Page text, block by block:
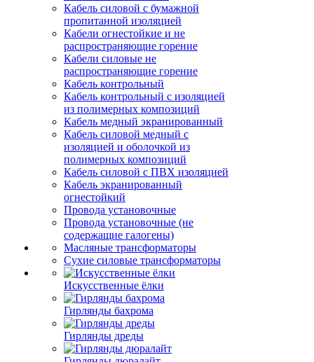
Кабель силовой с бумажной
пропитанной изоляцией
Кабели огнестойкие и не
распространяющие горение
Кабели силовые не
распространяющие горение
Кабель контрольный
Кабель контрольный с изоляцией
из полимерных композиций
Кабель медный экранированный
Кабель силовой медный с
изоляцией и оболочкой из
полимерных композиций
Кабель силовой с ПВХ изоляцией
Кабель экранированный
огнестойкий
Провода установочные
Провода установочные (не
содержащие галогены)
Масляные трансформаторы
Сухие силовые трансформаторы
Искусственные ёлки
Гирлянды бахрома
Гирлянды дреды